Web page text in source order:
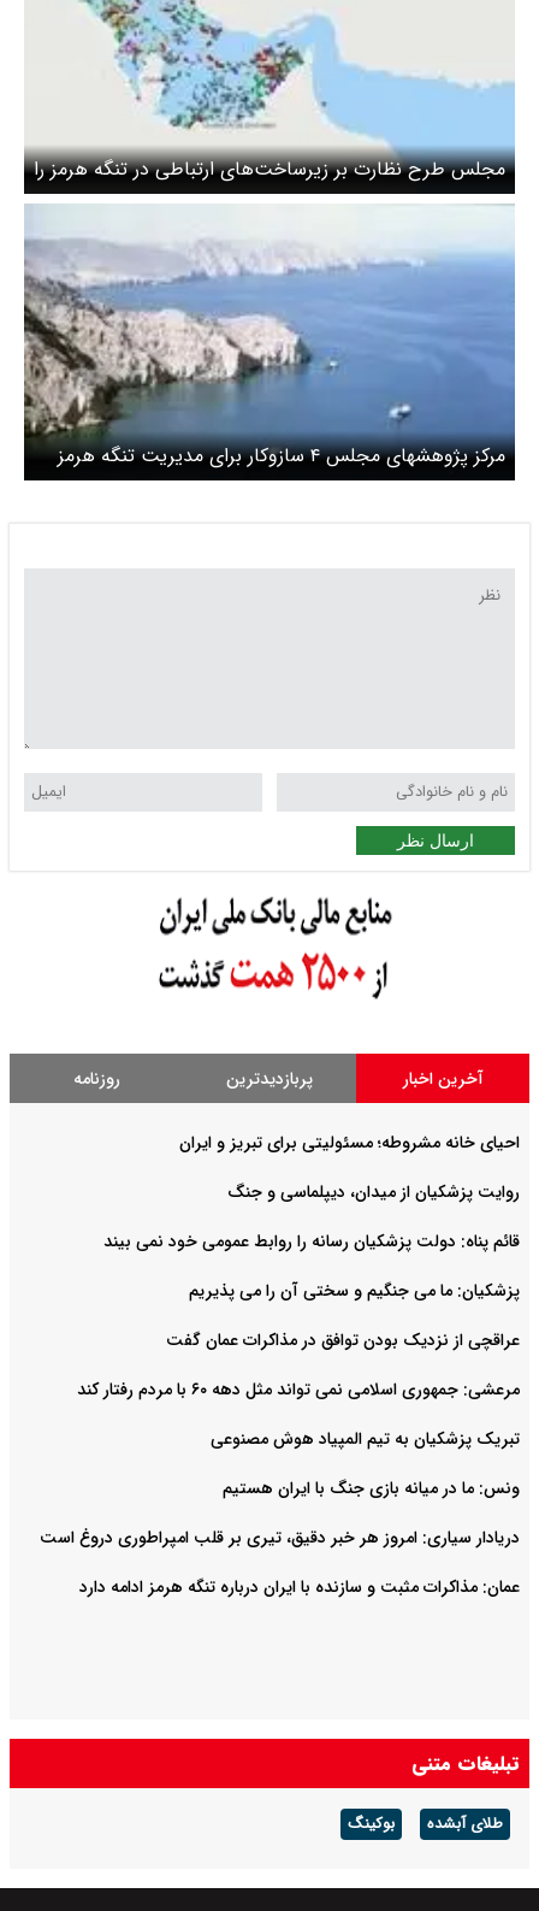
مجلس طرح نظارت بر زیرساخت‌های ارتباطی در تنگه هرمز را
بررسی می‌کند
مرکز پژوهشهای مجلس ۴ سازوکار برای مدیریت تنگه هرمز
داد تا از فشار بر مذاکره‌کنندگان در مذاکرات ایران و آمریکا
ارسال نظر
آخرین اخبار پربازدیدترین روزنامه
احیای خانه مشروطه؛ مسئولیتی برای تبریز و ایران
روایت‌ پزشکیان از میدان، دیپلماسی و جنگ
قائم پناه: دولت پزشکیان رسانه را روابط عمومی خود نمی بیند
پزشکیان: ما می جنگیم و سختی آن را می پذیریم
عراقچی از نزدیک بودن توافق در مذاکرات عمان گفت
مرعشی: جمهوری اسلامی نمی تواند مثل دهه ۶۰ با مردم رفتار کند
تبریک پزشکیان به تیم المپیاد هوش مصنوعی
ونس: ما در میانه بازی جنگ با ایران هستیم
دریادار سیاری: امروز هر خبر دقیق، تیری بر قلب امپراطوری دروغ است
عمان: مذاکرات مثبت و سازنده با ایران درباره تنگه هرمز ادامه دارد
تبلیغات متنی
طلای آبشده بوکینگ